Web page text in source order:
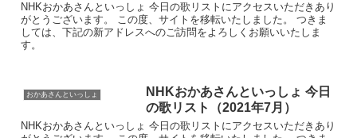
NHKおかあさんといっしょ 今日の歌リストにアクセスいただきあり
がとうございます。 この度、サイトを移転いたしました。 つきま
しては、下記の新アドレスへのご訪問をよろしくお願いいたしま
す。
おかあさんといっしょ
NHKおかあさんといっしょ 今日
の歌リスト（2021年7月）
NHKおかあさんといっしょ 今日の歌リストにアクセスいただきあり